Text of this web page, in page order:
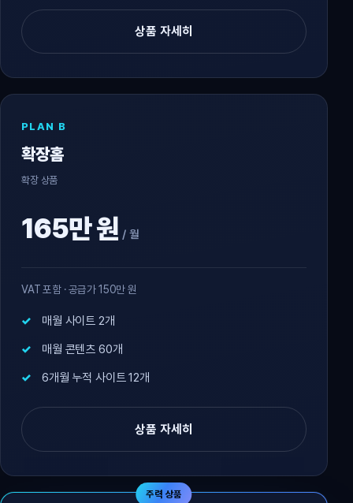
상품 자세히
PLAN B
확장홈
확장 상품
165만 원 / 월
VAT 포함 · 공급가 150만 원
매월 사이트 2개
매월 콘텐츠 60개
6개월 누적 사이트 12개
상품 자세히
주력 상품